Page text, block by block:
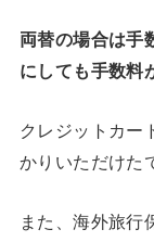
両替の場合は手
にしても手数料
クレジットカー
かりいただけた
また、海外旅行